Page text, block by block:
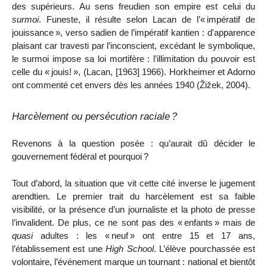
des supérieurs. Au sens freudien son empire est celui du
surmoi. Funeste, il résulte selon Lacan de l’« impératif de
jouissance», verso sadien de l’impératif kantien : d'apparence
plaisant car travesti par l’inconscient, excédant le symbolique,
le surmoi impose sa loi mortifère : l’illimitation du pouvoir est
celle du « jouis! », (Lacan, [1963] 1966). Horkheimer et Adorno
ont commenté cet envers dès les années 1940 (Žižek, 2004).
Harcèlement ou persécution raciale ?
Revenons à la question posée : qu’aurait dû décider le
gouvernement fédéral et pourquoi?
Tout d’abord, la situation que vit cette cité inverse le jugement
arendtien. Le premier trait du harcèlement est sa faible
visibilité, or la présence d’un journaliste et la photo de presse
l’invalident. De plus, ce ne sont pas des «enfants » mais de
quasi adultes : les « neuf» ont entre 15 et 17 ans,
l’établissement est uneHigh School. L’élève pourchassée est
volontaire, l’événement marque un tournant : national et bientôt